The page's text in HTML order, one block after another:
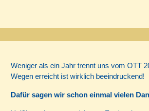
Weniger als ein Jahr trennt uns vom OTT
Wegen erreicht ist wirklich beeindruckend!
Dafür sagen wir schon einmal vielen